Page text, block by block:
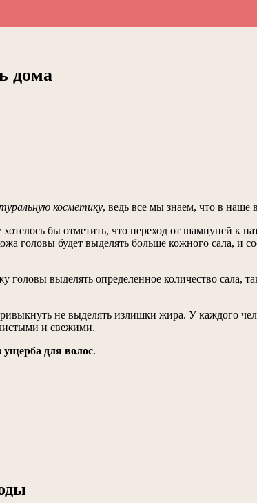
дома
косметику, ведь все мы знаем, что в
бы отметить, что переход от шампуней к
головы будет выделять больше кожного сала, и
выделять определенное количество сала,
не выделять излишки жира. У каждого
и свежими.
для волос.